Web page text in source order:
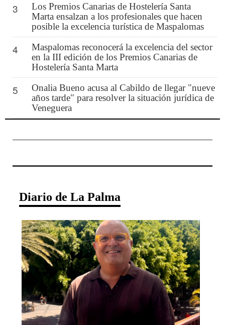
3
Los Premios Canarias de Hostelería Santa
Marta ensalzan a los profesionales que hacen
posible la excelencia turística de Maspalomas
4
Maspalomas reconocerá la excelencia del sector
en la III edición de los Premios Canarias de
Hostelería Santa Marta
5
Onalia Bueno acusa al Cabildo de llegar "nueve
años tarde" para resolver la situación jurídica de
Veneguera
Diario de La Palma